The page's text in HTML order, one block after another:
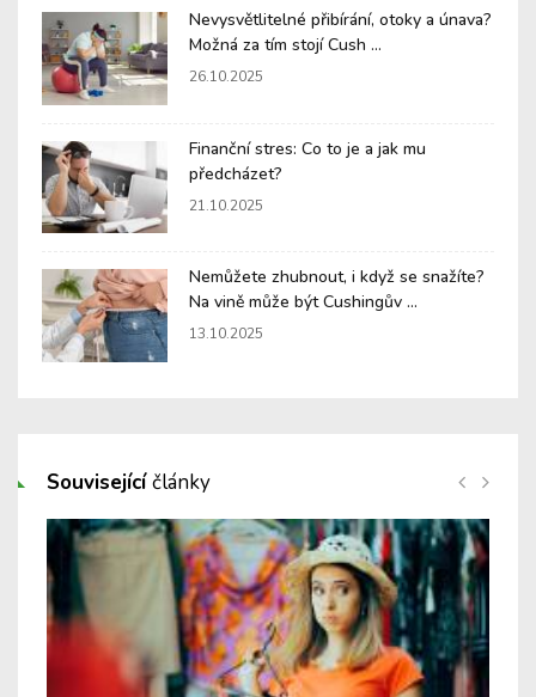
Nevysvětlitelné přibírání, otoky a únava?
Možná za tím stojí Cush ...
26.10.2025
Finanční stres: Co to je a jak mu
předcházet?
21.10.2025
Nemůžete zhubnout, i když se snažíte?
Na vině může být Cushingův ...
13.10.2025
Souvisejícíčlánky